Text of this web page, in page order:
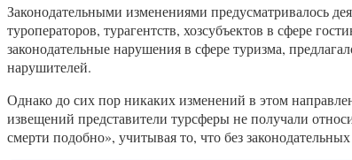
Законодательными изменениями предусматривалось
туроператоров, турагентств, хозсубъектов в сфере
законодательные нарушения в сфере туризма,
нарушителей.
Однако до сих пор никаких изменений в этом
извещений представители турсферы не получали
смерти подобно», учитывая то, что без